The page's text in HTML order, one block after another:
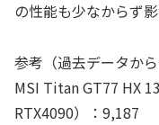
の性能も少なからず影
参考（過去データか
MSI Titan GT77 HX
RTX4090）：9,187